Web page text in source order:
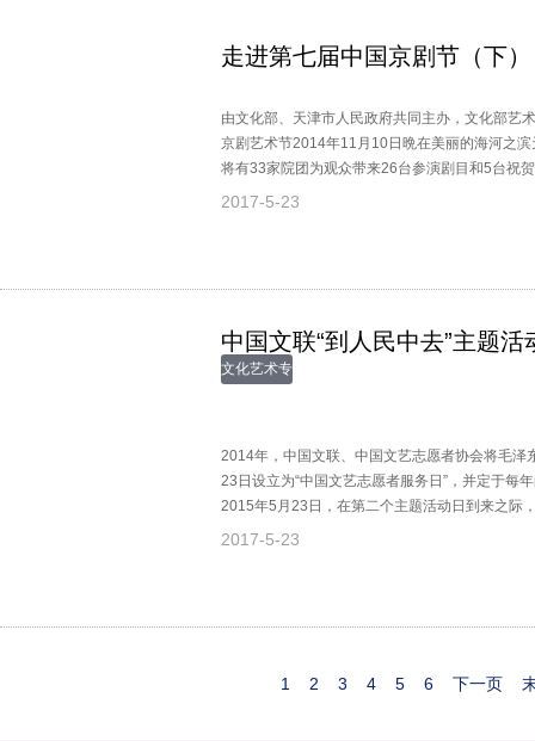
走进第七届中国京剧节（下）
由文化部、天津市人民政府共同主办，文化部艺
京剧艺术节2014年11月10日晩在美丽的海河之
将有33家院团为观众带来26台参演剧目和5台祝
京剧艺术节以后创作的现代戏、新编历史剧和具
2017-5-23
中国文联“到人民中去”主题
文化艺术专
2014年，中国文联、中国文艺志愿者协会将毛
23日设立为“中国文艺志愿者服务日”，并定于每
2015年5月23日，在第二个主题活动日到来之际
组副书记、副主席李屹，中国文联党组成员、副
2017-5-23
1 2 3 4 5 6 下一页